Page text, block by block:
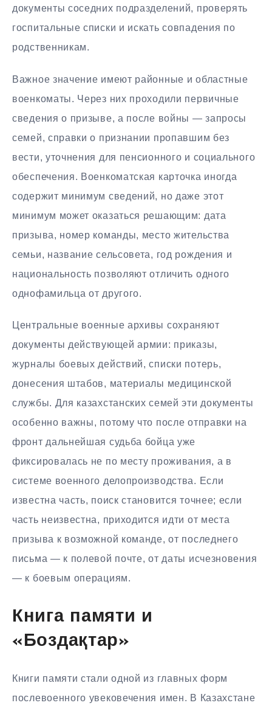
документы соседних подразделений, проверять
госпитальные списки и искать совпадения по
родственникам.
Важное значение имеют районные и областные
военкоматы. Через них проходили первичные
сведения о призыве, а после войны — запросы
семей, справки о признании пропавшим без
вести, уточнения для пенсионного и социального
обеспечения. Военкоматская карточка иногда
содержит минимум сведений, но даже этот
минимум может оказаться решающим: дата
призыва, номер команды, место жительства
семьи, название сельсовета, год рождения и
национальность позволяют отличить одного
однофамильца от другого.
Центральные военные архивы сохраняют
документы действующей армии: приказы,
журналы боевых действий, списки потерь,
донесения штабов, материалы медицинской
службы. Для казахстанских семей эти документы
особенно важны, потому что после отправки на
фронт дальнейшая судьба бойца уже
фиксировалась не по месту проживания, а в
системе военного делопроизводства. Если
известна часть, поиск становится точнее; если
часть неизвестна, приходится идти от места
призыва к возможной команде, от последнего
письма — к полевой почте, от даты исчезновения
— к боевым операциям.
Книга памяти и
«Боздақтар»
Книги памяти стали одной из главных форм
послевоенного увековечения имен. В Казахстане